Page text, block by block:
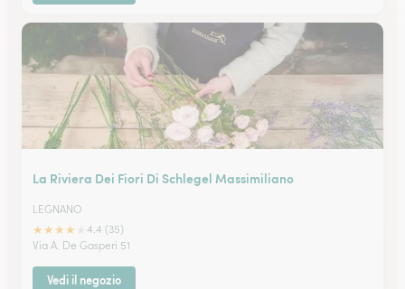
La Riviera Dei Fiori Di Schlegel Massimiliano
LEGNANO
★★★★
4.4 (35)
Via A. De Gasperi 51
Vedi il negozio